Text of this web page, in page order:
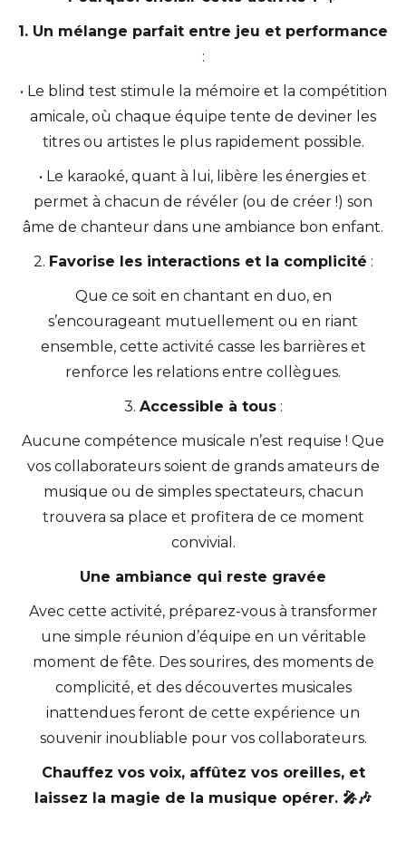
1. Un mélange parfait entre jeu et performance
:
• Le blind test stimule la mémoire et la compétition
amicale, où chaque équipe tente de deviner les
titres ou artistes le plus rapidement possible.
• Le karaoké, quant à lui, libère les énergies et
permet à chacun de révéler (ou de créer !) son
âme de chanteur dans une ambiance bon enfant.
2. Favorise les interactions et la complicité :
Que ce soit en chantant en duo, en
s’encourageant mutuellement ou en riant
ensemble, cette activité casse les barrières et
renforce les relations entre collègues.
3. Accessible à tous:
Aucune compétence musicale n’est requise ! Que
vos collaborateurs soient de grands amateurs de
musique ou de simples spectateurs, chacun
trouvera sa place et profitera de ce moment
convivial.
Une ambiance qui reste gravée
Avec cette activité, préparez-vous à transformer
une simple réunion d’équipe en un véritable
moment de fête. Des sourires, des moments de
complicité, et des découvertes musicales
inattendues feront de cette expérience un
souvenir inoubliable pour vos collaborateurs.
Chauffez vos voix, affûtez vos oreilles, et
laissez la magie de la musique opérer. 🎤🎶